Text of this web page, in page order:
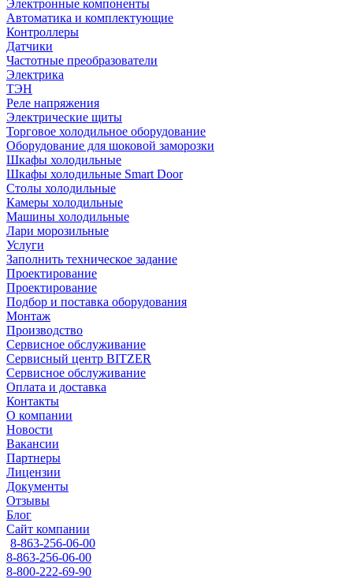
Электронные компоненты
Автоматика и комплектующие
Контроллеры
Датчики
Частотные преобразователи
Электрика
ТЭН
Реле напряжения
Электрические щиты
Торговое холодильное оборудование
Оборудование для шоковой заморозки
Шкафы холодильные
Шкафы холодильные Smart Door
Столы холодильные
Камеры холодильные
Машины холодильные
Лари морозильные
Услуги
Заполнить техническое задание
Проектирование
Проектирование
Подбор и поставка оборудования
Монтаж
Производство
Сервисное обслуживание
Сервисный центр BITZER
Сервисное обслуживание
Оплата и доставка
Контакты
О компании
Новости
Вакансии
Партнеры
Лицензии
Документы
Отзывы
Блог
Сайт компании
8-863-256-06-00
8-863-256-06-00
8-800-222-69-90